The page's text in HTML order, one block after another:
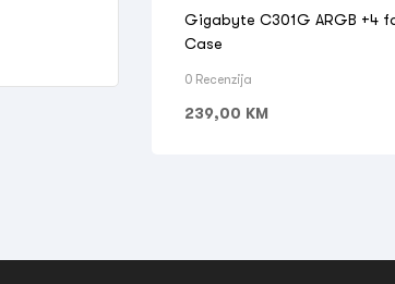
Gigabyte C301G ARGB +4 fans
Case
0 Recenzija
239,00 KM